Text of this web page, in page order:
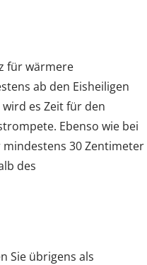
für wärmere
ab den Eisheiligen
es Zeit für den
Ebenso wie bei
30 Zentimeter
des
Sie übrigens als